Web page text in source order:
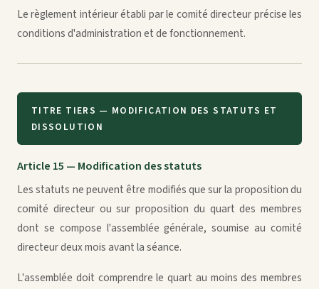
Le règlement intérieur établi par le comité directeur précise les
conditions d'administration et de fonctionnement.
TITRE TIERS — MODIFICATION DES STATUTS ET
DISSOLUTION
Article 15 — Modification des statuts
Les statuts ne peuvent être modifiés que sur la proposition du
comité directeur ou sur proposition du quart des membres
dont se compose l'assemblée générale, soumise au comité
directeur deux mois avant la séance.
L'assemblée doit comprendre le quart au moins des membres